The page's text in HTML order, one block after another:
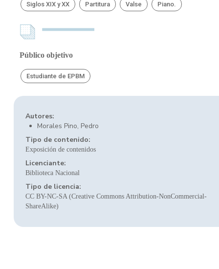
Siglos XIX y XX Partitura Valse Piano.
Público objetivo
Estudiante de EPBM
Autores:
Morales Pino, Pedro
Tipo de contenido:
Exposición de contenidos
Licenciante:
Biblioteca Nacional
Tipo de licencia:
CC BY-NC-SA (Creative Commons Attribution-NonCommercial-
ShareAlike)